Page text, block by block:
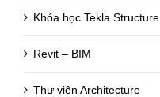
Khóa học Tekla Structure
Revit – BIM
Thư viện Architecture